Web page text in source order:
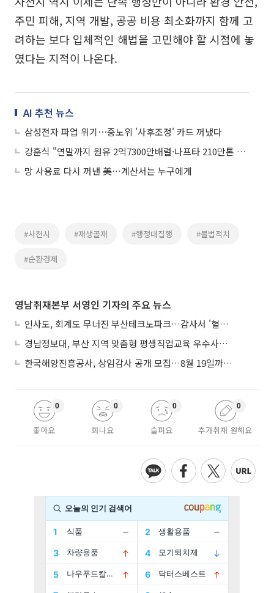
주민 피해, 지역 개발, 공공 비용 최소화까지 함께 고
려하는 보다 입체적인 해법을 고민해야 할 시점에 놓
였다는 지적이 나온다.
AI 추천 뉴스
삼성전자 파업 위기⋯중노위 '사후조정' 카드 꺼냈다
강훈식 "연말까지 원유 2억7300만배럴·나프타 210만톤 도입"
망 사용료 다시 꺼낸 美…계산서는 누구에게
#사천시 #재생골재 #행정대집행 #불법적치
#순환경제
영남취재본부 서영인 기자의 주요 뉴스
인사도, 회계도 무너진 부산테크노파크…감사서 '혈세 유용·인사 뒤집기' 적발
경남정보대, 부산 지역 맞춤형 평생직업교육 우수사례로 혁신 주도
한국해양진흥공사, 상임감사 공개 모집…8월 19일까지 접수
좋아요
0
화나요
0
슬퍼요
0
추가취재 원해요
0